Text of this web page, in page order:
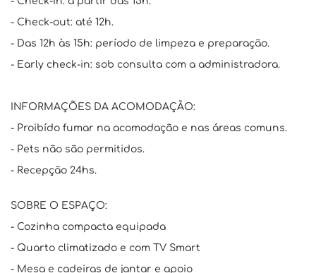
- Check-out: até 12h.
- Das 12h às 15h: período de limpeza e preparação.
- Early check-in: sob consulta com a administradora.
INFORMAÇÕES DA ACOMODAÇÃO:
- Proibído fumar na acomodação e nas áreas comuns.
- Pets não são permitidos.
- Recepção 24hs.
SOBRE O ESPAÇO:
- Cozinha compacta equipada
- Quarto climatizado e com TV Smart
- Mesa e cadeiras de jantar e apoio